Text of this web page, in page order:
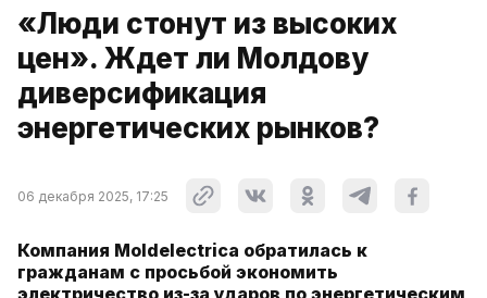
«Люди стонут из высоких
цен». Ждет ли Молдову
диверсификация
энергетических рынков?
06 декабря 2025, 17:25
Компания Moldelectrica обратилась к
гражданам с просьбой экономить